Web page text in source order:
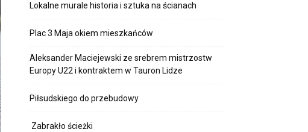
Lokalne murale historia i sztuka na ścianach
Plac 3 Maja okiem mieszkańców
Aleksander Maciejewski ze srebrem mistrzostw
Europy U22 i kontraktem w Tauron Lidze
Piłsudskiego do przebudowy
Zabrakło ścieżki